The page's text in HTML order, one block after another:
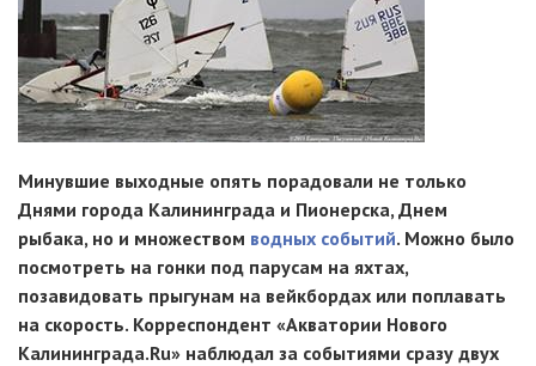
Минувшие выходные опять порадовали не только
Днями города Калининграда и Пионерска, Днем
рыбака, но и множеством водных событий. Можно было
посмотреть на гонки под парусам на яхтах,
позавидовать прыгунам на вейкбордах или поплавать
на скорость. Корреспондент «Акватории Нового
Калининграда.Ru» наблюдал за событиями сразу двух